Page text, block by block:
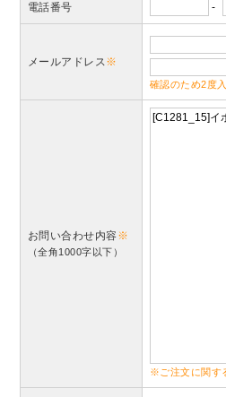
電話番号 -
メールアドレス※
確認のため2度
お問い合わせ内容※
（全角1000字以下）
※ご注文に関す